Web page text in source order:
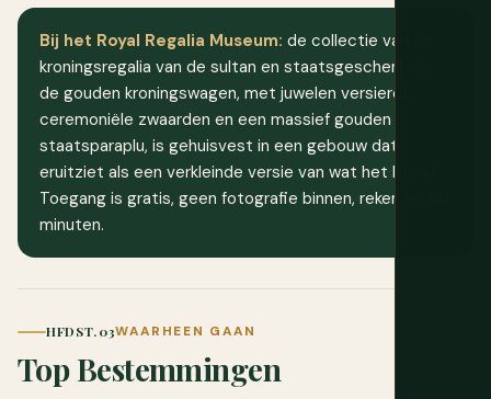
Bij het Royal Regalia Museum: de collectie van de
kroningsregalia van de sultan en staatsgeschenken,
de gouden kroningswagen, met juwelen versierde
ceremoniële zwaarden en een massief gouden
staatsparaplu, is gehuisvest in een gebouw dat
eruitziet als een verkleinde versie van wat het bevat.
Toegang is gratis, geen fotografie binnen, reken op 90
minuten.
HFDST. 03WAARHEEN GAAN
Top Bestemmingen